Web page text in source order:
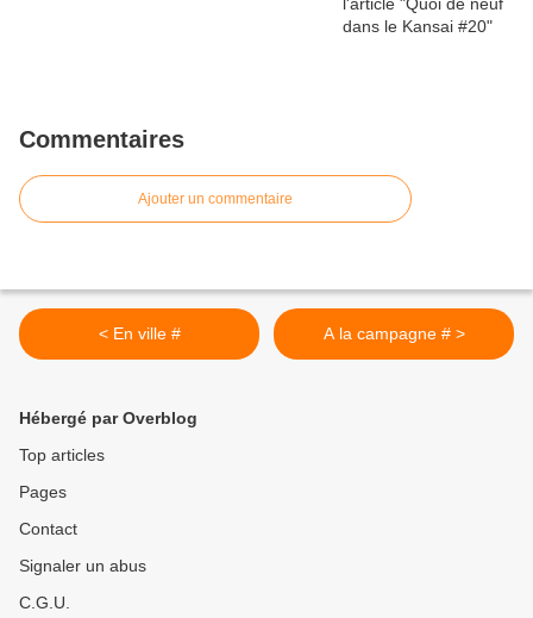
Commentaires
Ajouter un commentaire
< En ville # A la campagne # >
Hébergé par Overblog
Top articles
Pages
Contact
Signaler un abus
C.G.U.